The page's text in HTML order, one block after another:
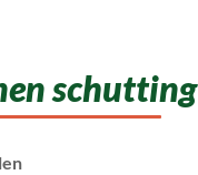
schutting